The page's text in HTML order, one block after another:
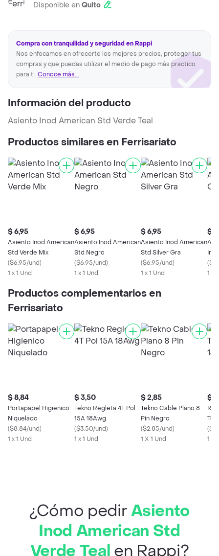
Disponible en Quito
Compra con tranquilidad y seguridad en Rappi
Nos enfocamos en ofrecerte los mejores precios, proteger tus
compras y que puedas utilizar el medio de pago más practico
para ti. Conoce más...
Información del producto
Asiento Inod American Std Verde Teal
Productos similares en Ferrisariato
$ 6,95
Asiento Inod American
Std Verde Mix
($6.95/und)
1 x 1 Und
$ 6,95
Asiento Inod American
Std Negro
($6.95/und)
1 x 1 Und
$ 6,95
Asiento Inod American
Std Silver Gra
($6.95/und)
1 x 1 Und
$
(
1 x
Productos complementarios en
Ferrisariato
$ 8,84
Portapapel Higienico
Niquelado
($8.84/und)
1 x 1 Und
$ 3,50
Tekno Regleta 4T Pol
15A 18Awg
($3.50/und)
1 x 1 Und
$ 2,85
Tekno Cable Plano 8
Pin Negro
($2.85/und)
1 X 1 Und
$
(
1 X
¿Cómo pedirAsiento
Inod American Std
Verde Teal en Rappi?